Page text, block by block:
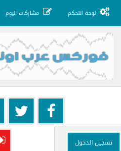
لوحة التحكم مشاركات اليوم